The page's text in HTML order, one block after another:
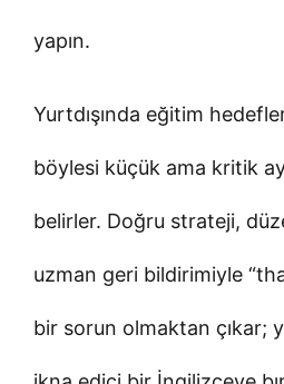
yapın.
Yurtdışında eğitim
böylesi küçük ama kritik
belirler. Doğru strateji,
uzman geri bildirimiyle
bir sorun olmaktan çıkar;